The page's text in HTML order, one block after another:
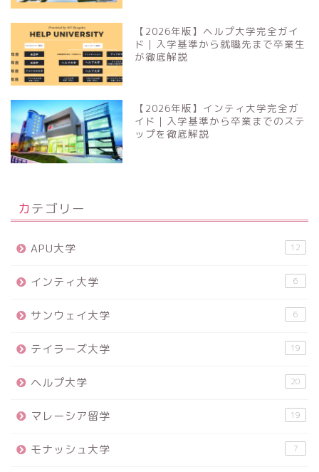
【2026年版】ヘルプ大学完全ガイ
ド｜入学基準から就職先まで卒業生
が徹底解説
【2026年版】インティ大学完全ガ
イド｜入学基準から卒業までのステ
ップを徹底解説
カテゴリー
APU大学 12
インティ大学 6
サンウェイ大学 6
テイラーズ大学 19
ヘルプ大学 20
マレーシア留学 19
モナッシュ大学 7